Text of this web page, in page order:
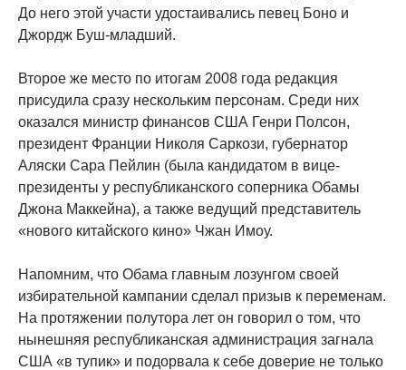
До него этой участи удостаивались певец Боно и
Джордж Буш-младший.
Второе же место по итогам 2008 года редакция
присудила сразу нескольким персонам. Среди них
оказался министр финансов США Генри Полсон,
президент Франции Николя Саркози, губернатор
Аляски Сара Пейлин (была кандидатом в вице-
президенты у республиканского соперника Обамы
Джона Маккейна), а также ведущий представитель
«нового китайского кино» Чжан Имоу.
Напомним, что Обама главным лозунгом своей
избирательной кампании сделал призыв к переменам.
На протяжении полутора лет он говорил о том, что
нынешняя республиканская администрация загнала
США «в тупик» и подорвала к себе доверие не только